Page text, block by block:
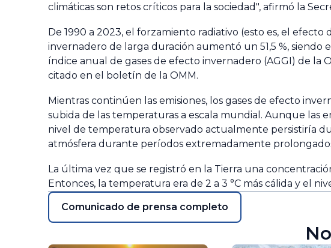
climáticas son retos críticos para la sociedad", afirmó la
De 1990 a 2023, el forzamiento radiativo (esto es, el
invernadero de larga duración aumentó un 51,5 %, siendo
índice anual de gases de efecto invernadero (AGGI) de la
citado en el boletín de la OMM.
Mientras continúen las emisiones, los gases de efecto
subida de las temperaturas a escala mundial. Aunque las
nivel de temperatura observado actualmente persistiría
atmósfera durante períodos extremadamente
La última vez que se registró en la Tierra una
Entonces, la temperatura era de 2 a 3 °C más cálida y el
Comunicado de prensa completo